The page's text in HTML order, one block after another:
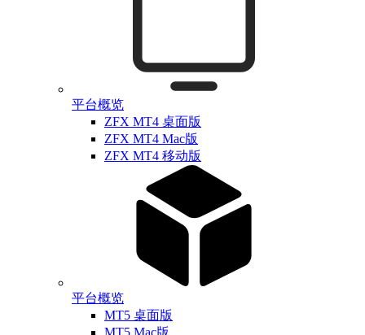
平台概览
ZFX MT4 桌面版
ZFX MT4 Mac版
ZFX MT4 移动版
平台概览
MT5 桌面版
MT5 Mac版